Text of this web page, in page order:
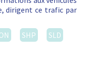
dirigent ce trafic par
SHP
SLD